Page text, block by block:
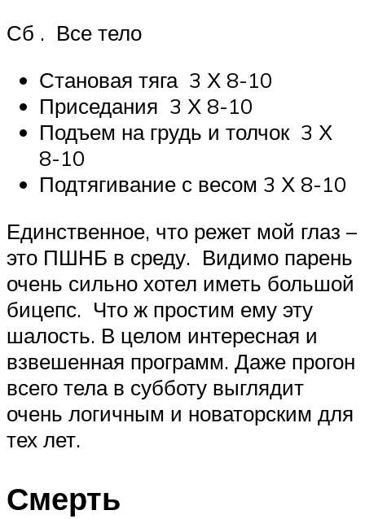
Сб . Все тело
Становая тяга 3 Х 8-10
Приседания 3 Х 8-10
Подъем на грудь и толчок 3 Х
8-10
Подтягивание с весом 3 Х 8-10
Единственное, что режет мой глаз –
это ПШНБ в среду. Видимо парень
очень сильно хотел иметь большой
бицепс. Что ж простим ему эту
шалость. В целом интересная и
взвешенная программ. Даже прогон
всего тела в субботу выглядит
очень логичным и новаторским для
тех лет.
Смерть